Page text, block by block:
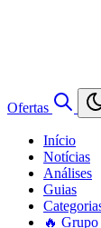
Ofertas
Início
Notícias
Análises
Guias
🔥